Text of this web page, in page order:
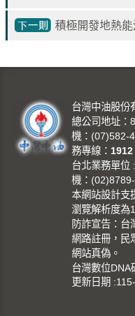
資
訊
積極開發地熱
台灣中油股份
總公司地址
機：
務專線： 1912
台北業務單
機：
本網站設計支
瀏覽解析度為
防詐宣告：台
網路註冊，民
網站真偽。
台灣數位
更新日期